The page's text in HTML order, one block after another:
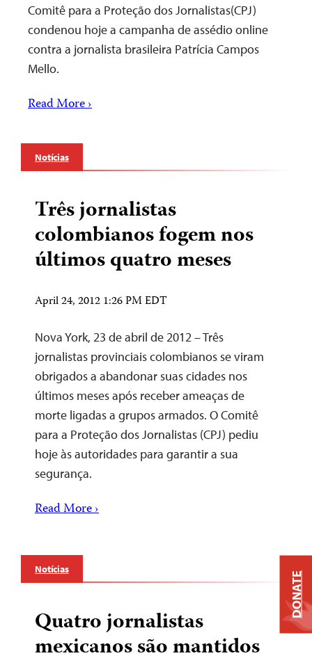
Comitê para a Proteção dos Jornalistas(CPJ)
condenou hoje a campanha de assédio online
contra a jornalista brasileira Patrícia Campos
Mello.
Read More ›
Notícias
Três jornalistas
colombianos fogem nos
últimos quatro meses
April 24, 2012 1:26 PM EDT
Nova York, 23 de abril de 2012 – Três
jornalistas provinciais colombianos se viram
obrigados a abandonar suas cidades nos
últimos meses após receber ameaças de
morte ligadas a grupos armados. O Comitê
para a Proteção dos Jornalistas (CPJ) pediu
hoje às autoridades para garantir a sua
segurança.
Read More ›
Notícias
Quatro jornalistas
mexicanos são mantidos
DONATE